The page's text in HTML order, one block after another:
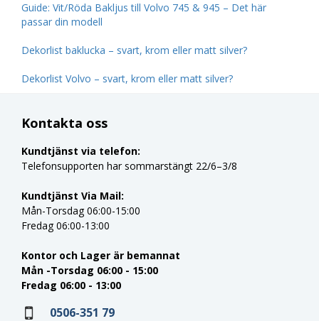
Guide: Vit/Röda Bakljus till Volvo 745 & 945 – Det här
passar din modell
Dekorlist baklucka – svart, krom eller matt silver?
Dekorlist Volvo – svart, krom eller matt silver?
Kontakta oss
Kundtjänst via telefon:
Telefonsupporten har sommarstängt 22/6–3/8
Kundtjänst Via Mail:
Mån-Torsdag 06:00-15:00
Fredag 06:00-13:00
Kontor och Lager är bemannat
Mån -Torsdag 06:00 - 15:00
Fredag 06:00 - 13:00
0506-351 79